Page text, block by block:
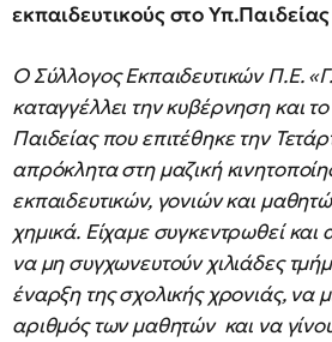
εκπαιδευτικούς στο Υπ.Παιδείας
Ο Σύλλογος Εκπαιδευτικών Π.Ε.
καταγγέλλει την κυβέρνηση και
Παιδείας που επιτέθηκε την
απρόκλητα στη μαζική
εκπαιδευτικών, γονιών και
χημικά. Είχαμε συγκεντρωθεί και
να μη συγχωνευτούν χιλιάδες
έναρξη της σχολικής χρονιάς, να
αριθμός των μαθητών και να